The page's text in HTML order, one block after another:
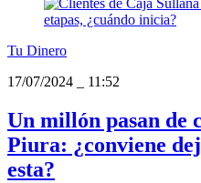
Tu Dinero
17/07/2024
11:52
Un millón pasan de
Piura: ¿conviene
esta?